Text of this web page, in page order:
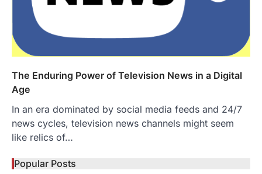
The Enduring Power of Television News in a Digital
Age
In an era dominated by social media feeds and 24/7
news cycles, television news channels might seem
like relics of…
Popular Posts